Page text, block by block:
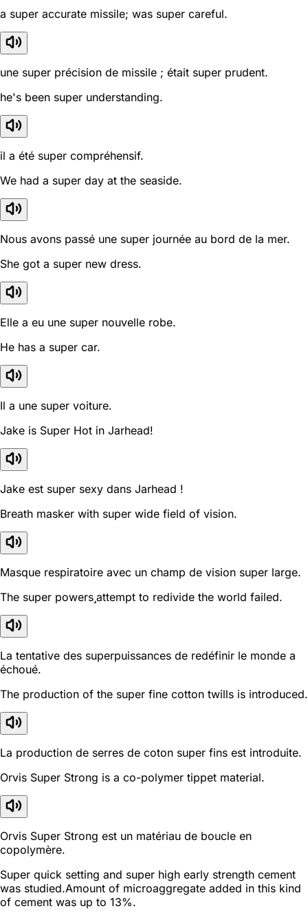
a super accurate missile; was super careful.
une super précision de missile ; était super prudent.
he's been super understanding.
il a été super compréhensif.
We had a super day at the seaside.
Nous avons passé une super journée au bord de la mer.
She got a super new dress.
Elle a eu une super nouvelle robe.
He has a super car.
Il a une super voiture.
Jake is Super Hot in Jarhead!
Jake est super sexy dans Jarhead !
Breath masker with super wide field of vision.
Masque respiratoire avec un champ de vision super large.
The super powersattempt to redivide the world failed.
La tentative des superpuissances de redéfinir le monde a
échoué.
The production of the super fine cotton twills is introduced.
La production de serres de coton super fins est introduite.
Orvis Super Strong is a co-polymer tippet material.
Orvis Super Strong est un matériau de boucle en
copolymère.
Super quick setting and super high early strength cement
was studied.Amount of microaggregate added in this kind
of cement was up to 13%.